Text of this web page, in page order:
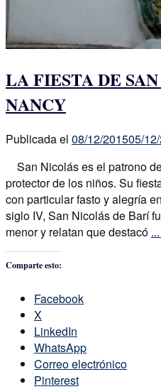
LA FIESTA DE
NANCY
Publicada el 08/12/201505/
San Nicolás es el patrono
protector de los niños. Su
con particular fasto y alegría
siglo IV, San Nicolás de Barí
menor y relatan que destacó
Comparte esto:
Facebook
X
LinkedIn
WhatsApp
Correo electrónico
Pinterest